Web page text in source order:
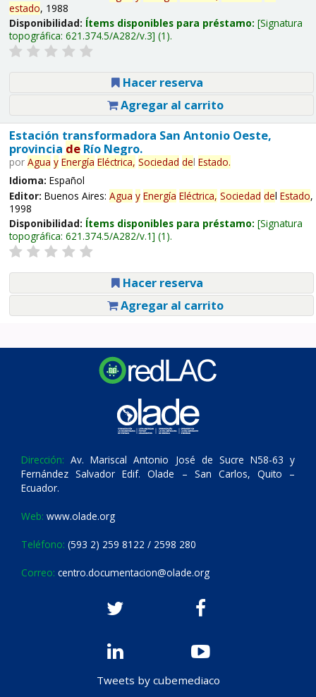
estado, 1988
Disponibilidad: Ítems disponibles para préstamo: Signatura
topográfica: 621.374.5/A282/v.3 (1).
Hacer reserva
Agregar al carrito
Estación transformadora San Antonio Oeste,
provincia deRío Negro.
por Agua y Energía Eléctrica, Sociedad del Estado.
Idioma: Español
Editor: Buenos Aires: Agua y Energía Eléctrica, Sociedad del Estado,
1998
Disponibilidad: Ítems disponibles para préstamo: Signatura
topográfica: 621.374.5/A282/v.1 (1).
Hacer reserva
Agregar al carrito
Dirección: Av. Mariscal Antonio José de Sucre N58-63 y
Fernández Salvador Edif. Olade – San Carlos, Quito –
Ecuador.
Web: www.olade.org
Teléfono: (593 2) 259 8122 / 2598 280
Correo: centro.documentacion@olade.org
Tweets by cubemediaco